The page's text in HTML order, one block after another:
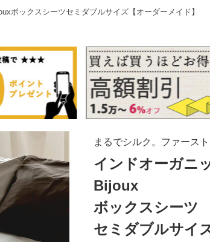
ボックスシーツセミダブルサイズ【オーダーメイド】
まるでシルク。ファース
インドオーガニ
Bijoux
ボックスシーツ
セミダブルサイ